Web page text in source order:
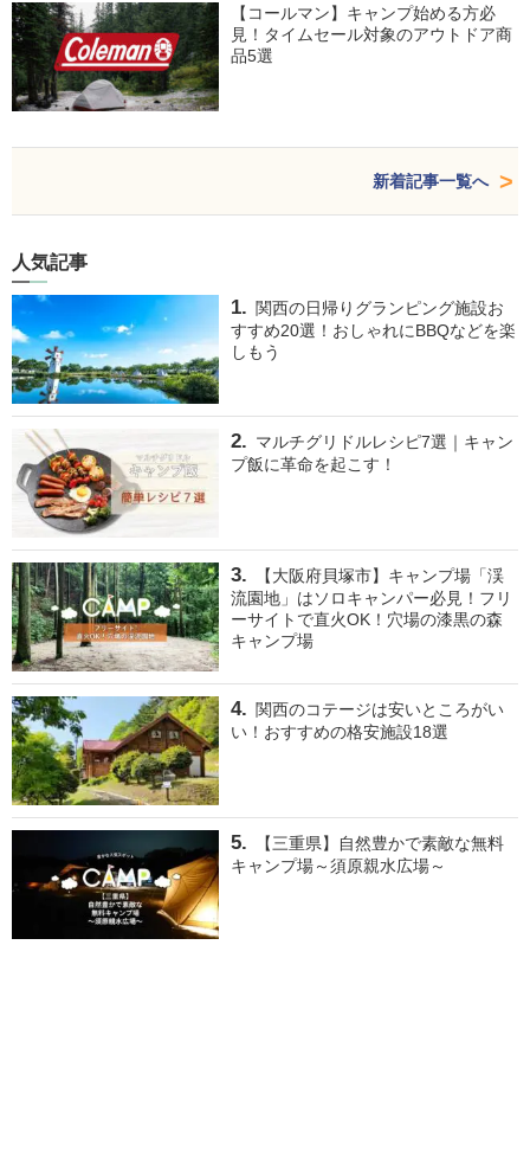
【コールマン】キャンプ始める方必
見！タイムセール対象のアウトドア商
品5選
新着記事一覧へ
人気記事
関西の日帰りグランピング施設お
すすめ20選！おしゃれにBBQなどを楽
しもう
マルチグリドルレシピ7選｜キャン
プ飯に革命を起こす！
【大阪府貝塚市】キャンプ場「渓
流園地」はソロキャンパー必見！フリ
ーサイトで直火OK！穴場の漆黒の森
キャンプ場
関西のコテージは安いところがい
い！おすすめの格安施設18選
【三重県】自然豊かで素敵な無料
キャンプ場～須原親水広場～